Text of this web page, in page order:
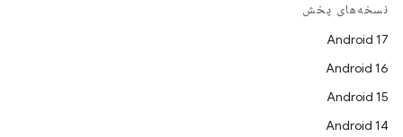
نسخه‌های پخش
Android 17
Android 16
Android 15
Android 14